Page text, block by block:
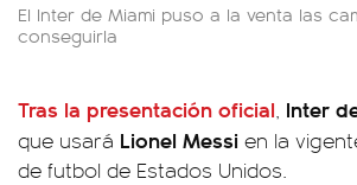
El Inter de Miami puso a la venta las
conseguirla
Tras la presentación oficial, Inter
que usará Lionel Messi en la
de futbol de Estados Unidos.